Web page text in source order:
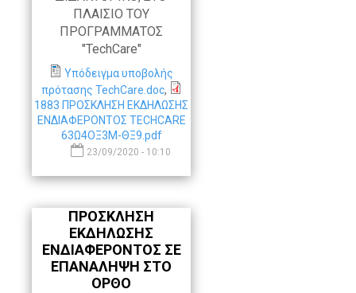
ΠΛΑΙΣΙΟ ΤΟΥ
ΠΡΟΓΡΑΜΜΑΤΟΣ
"TechCare"
Υπόδειγμα υποβολής
πρότασης TechCare.doc,
1883 ΠΡΟΣΚΛΗΣΗ ΕΚΔΗΛΩΣΗΣ
ΕΝΔΙΑΦΕΡΟΝΤΟΣ TECHCARE
63Ω4ΟΞ3Μ-ΘΞ9.pdf
23/09/2020 - 10:10
ΠΡΟΣΚΛΗΣΗ
ΕΚΔΗΛΩΣΗΣ
ΕΝΔΙΑΦΕΡΟΝΤΟΣ ΣΕ
ΕΠΑΝΑΛΗΨΗ ΣΤΟ
ΟΡΘΟ